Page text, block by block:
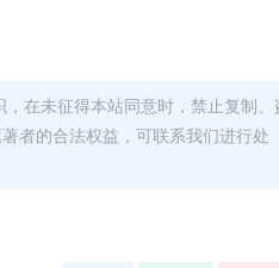
在未征得本站同意时，禁止复制、
者的合法权益，可联系我们进行处